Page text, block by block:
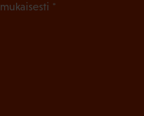
mukaisesti *